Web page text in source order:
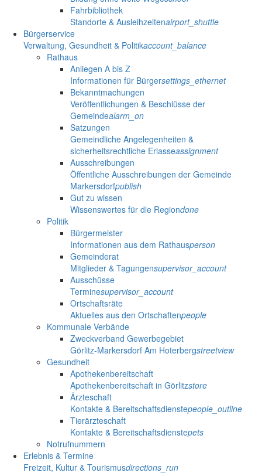
Fahrbibliothek
Standorte & Ausleihzeitenairport_shuttle
Bürgerservice
Verwaltung, Gesundheit & Politikaccount_balance
Rathaus
Anliegen A bis Z
Informationen für Bürgersettings_ethernet
Bekanntmachungen
Veröffentlichungen & Beschlüsse der
Gemeindealarm_on
Satzungen
Gemeindliche Angelegenheiten &
sicherheitsrechtliche Erlasseassignment
Ausschreibungen
Öffentliche Ausschreibungen der Gemeinde
Markersdorfpublish
Gut zu wissen
Wissenswertes für die Regiondone
Politik
Bürgermeister
Informationen aus dem Rathausperson
Gemeinderat
Mitglieder & Tagungensupervisor_account
Ausschüsse
Terminesupervisor_account
Ortschaftsräte
Aktuelles aus den Ortschaftenpeople
Kommunale Verbände
Zweckverband Gewerbegebiet
Görlitz-Markersdorf Am Hoterbergstreetview
Gesundheit
Apothekenbereitschaft
Apothekenbereitschaft in Görlitzstore
Ärzteschaft
Kontakte & Bereitschaftsdienstepeople_outline
Tierärzteschaft
Kontakte & Bereitschaftsdienstepets
Notrufnummern
Erlebnis & Termine
Freizeit, Kultur & Tourismusdirections_run